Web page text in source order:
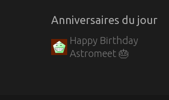
Anniversaires du jour
Happy Birthday
Astromeet 🎂